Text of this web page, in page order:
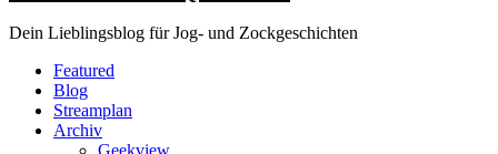
Dein Lieblingsblog für Jog- und Zockgeschichten
Featured
Blog
Streamplan
Archiv
Geekview